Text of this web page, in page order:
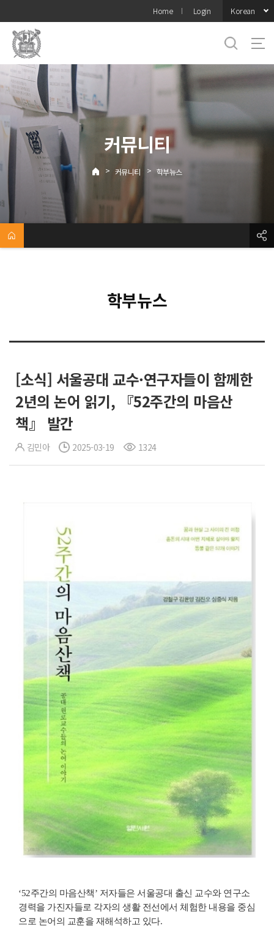
메뉴
Home Login Korean
커뮤니티
> 커뮤니티 > 학부뉴스
학부뉴스
[소식] 서울공대 교수·연구자들이 함께한
2년의 논어 읽기, 『52주간의 마음산
책』 발간
김민아 2025-03-19 1324
‘52주간의 마음산책’ 저자들은 서울공대 출신 교수와 연구소
경력을 가진자들로 각자의 생활 전선에서 체험한 내용을 중심
으로 논어의 교훈을 재해석하고 있다.